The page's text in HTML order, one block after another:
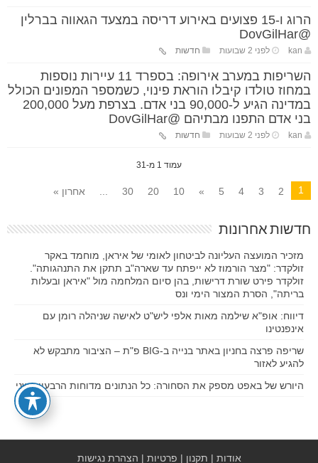
הרוג ו-15 פצועים באירוע דריסה במצעד הגאווה בברלין
@DovGilHar
kan לפני 2 שבועות חדשות
השריפות במערב אירופה: בספרד 11 עיירות נוספות
במחוז טולדו קיבלו הוראת פינוי, כשמספר המפונים הכולל
במדינה הגיע ל-90,000 בני אדם. בצרפת מעל 200,000
בני אדם התפנו מבתיהם @DovGilHar
kan לפני 2 שבועות חדשות
עמוד 1 מ-31
1
2
3
4
5
»
10
20
30 אחרון »
חדשות אחרונות
מזכיר המועצה העליונה לביטחון לאומי של איראן, מוחמד באקר
זולקדר: "מצר הורמוז לא ייפתח עד שארה"ב תתקן את התנהגותה".
זולקדר פירט שורת דרישות, בהן סיום המלחמה מול "איראן ובעלות
בריתה", הסרת המצור הימי ונס
דיווח: אופ"א שילמה מאות אלפי ליש"ט לאישה שניהלה רומן עם
אינפנטינו
שריפה פרצה בחניון באתר בנייה ב-BIG פ"ת – הציבור מתבקש לא
להגיע לאזור
היורש של באפט מספק את הסחורה: כל הנתונים מדוחות הרבעון השני
אודות | תקנון | פרטיות | הצהרת נגישות